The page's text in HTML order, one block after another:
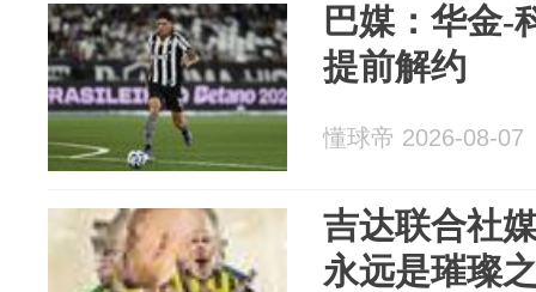
巴媒：华金-
提前解约
懂球帝 2026-08-07
吉达联合社
永远是璀璨